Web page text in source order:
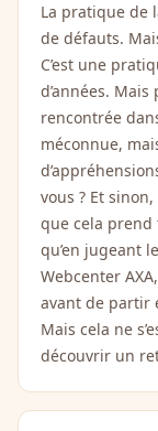
La pratique de
de défauts.
C’est une
d’années.
rencontrée
méconnue,
vous ? Et
que cela prend
qu’en jugeant
Webcenter
avant de partir
Mais cela ne
découvrir un